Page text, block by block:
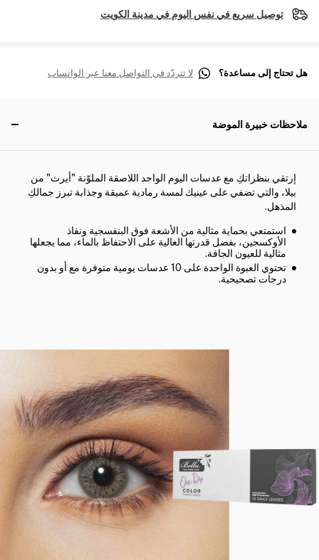
توصيل سريع في نفس اليوم في مدينة الكويت
هل تحتاج إلى مساعدة؟ لا تتردّد في التواصل معنا عبر الواتساب
ملاحظات خبيرة الموضة
إرتقي بنظراتكِ مع عدسات اليوم الواحد اللاصقة الملوّنة "أيرث" من
بيلا، والتي تضفي على عينيك لمسة رمادية عميقة وجذابة تبرز جمالكِ
المذهل.
استمتعي بحماية مثالية من الأشعة فوق البنفسجية ونفاذ
الأوكسجين، بفضل قدرتها العالية على الاحتفاظ بالماء، مما يجعلها
مثالية للعيون الجافة.
تحتوي العبوة الواحدة على 10 عدسات يومية متوفرة مع أو بدون
درجات تصحيحية.